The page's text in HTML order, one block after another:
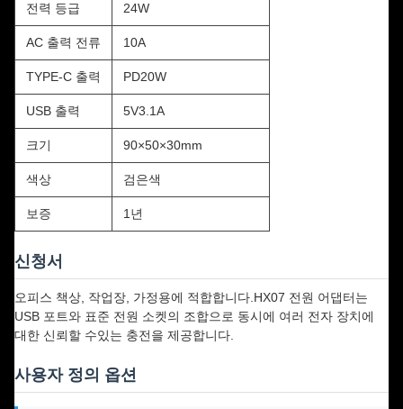
전력 등급 24W
AC 출력 전류 10A
TYPE-C 출력 PD20W
USB 출력 5V3.1A
크기 90×50×30mm
색상 검은색
보증 1년
신청서
오피스 책상, 작업장, 가정용에 적합합니다.HX07 전원 어댑터는
USB 포트와 표준 전원 소켓의 조합으로 동시에 여러 전자 장치에
대한 신뢰할 수있는 충전을 제공합니다.
사용자 정의 옵션